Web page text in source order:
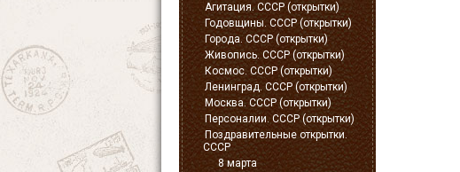
Агитация. СССР (открытки)
Годовщины. СССР (открытки)
Города. СССР (открытки)
Живопись. СССР (открытки)
Космос. СССР (открытки)
Ленинград. СССР (открытки)
Москва. СССР (открытки)
Персоналии. СССР (открытки)
Поздравительные открытки.
СССР
8 марта